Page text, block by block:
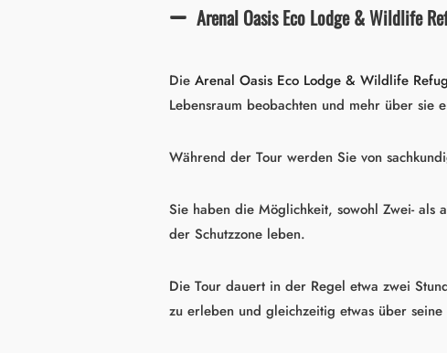
Arenal Oasis Eco Lodge & Wildlife
Die Arenal Oasis Eco Lodge & Wildlife
Lebensraum beobachten und mehr über sie
Während der Tour werden Sie von
Sie haben die Möglichkeit, sowohl Zwei- als
der Schutzzone leben.
Die Tour dauert in der Regel etwa zwei
zu erleben und gleichzeitig etwas über